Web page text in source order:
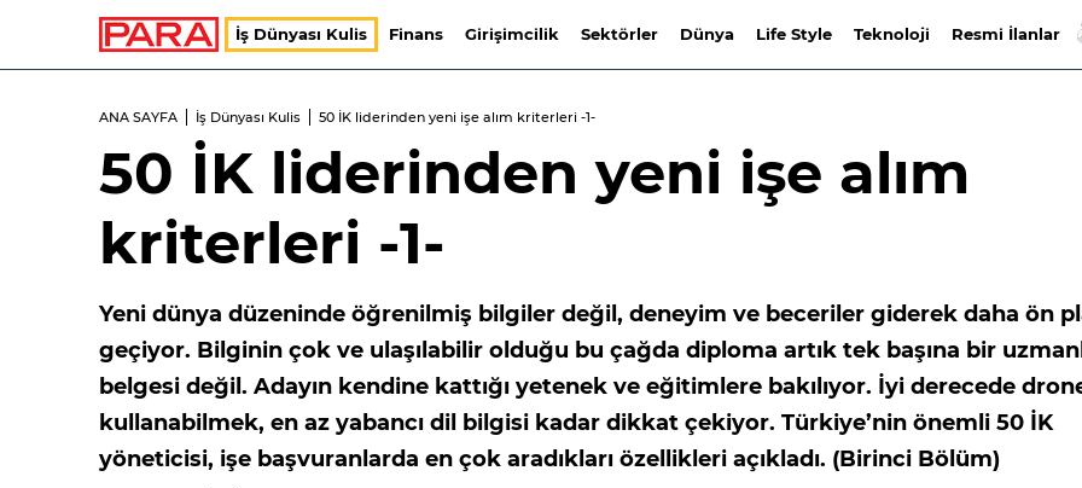
İş Dünyası Kulis Finans Girişimcilik Sektörler Dünya Life Style Teknoloji Resmi İlanlar
ANA SAYFA İş Dünyası Kulis 50 İK liderinden yeni işe alım kriterleri -1-
50 İK liderinden yeni işe alım
kriterleri -1-
Yeni dünya düzeninde öğrenilmiş bilgiler değil, deneyim ve beceriler giderek daha ön
geçiyor. Bilginin çok ve ulaşılabilir olduğu bu çağda diploma artık tek başına bir
belgesi değil. Adayın kendine kattığı yetenek ve eğitimlere bakılıyor. İyi derecede
kullanabilmek, en az yabancı dil bilgisi kadar dikkat çekiyor. Türkiye’nin önemli 50 İK
yöneticisi, işe başvuranlarda en çok aradıkları özellikleri açıkladı. (Birinci Bölüm)